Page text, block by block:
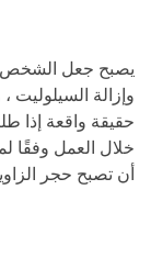
يصبح جعل الشخص
وإزالة
خلال العمل وفقًا
أن تصبح حجر